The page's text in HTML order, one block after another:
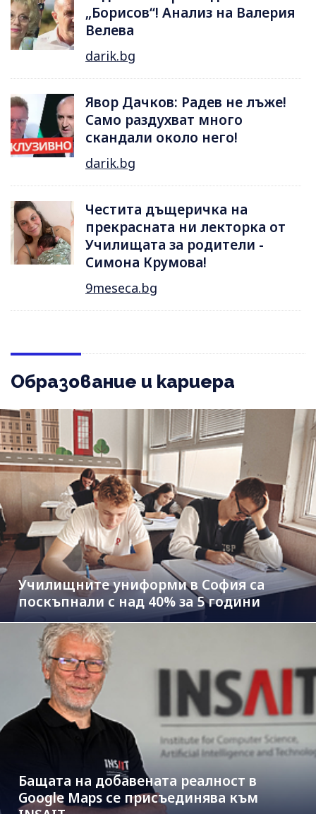
„Борисов“! Анализ на Валерия
Велева
darik.bg
Явор Дачков: Радев не лъже!
Само раздухват много
скандали около него!
darik.bg
Честита дъщеричка на
прекрасната ни лекторка от
Училищата за родители -
Симона Крумова!
9meseca.bg
Образование и кариера
Училищните униформи в София са
поскъпнали с над 40% за 5 години
Бащата на добавената реалност в
Google Maps се присъединява към